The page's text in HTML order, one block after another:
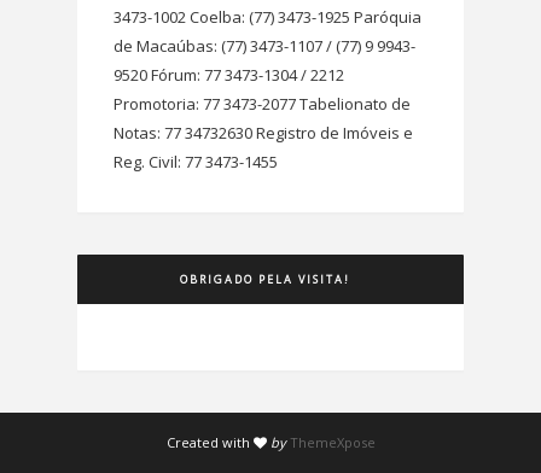
3473-1002 Coelba: (77) 3473-1925 Paróquia
de Macaúbas: (77) 3473-1107 / (77) 9 9943-
9520 Fórum: 77 3473-1304 / 2212
Promotoria: 77 3473-2077 Tabelionato de
Notas: 77 34732630 Registro de Imóveis e
Reg. Civil: 77 3473-1455
OBRIGADO PELA VISITA!
Created with by ThemeXpose